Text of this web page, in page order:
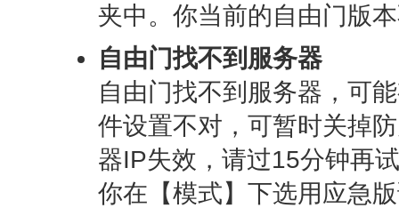
夹中。你当前的自由门版
自由门找不到服务器
自由门找不到服务器，可
件设置不对，可暂时关掉
器IP失效，请过15分钟再
你在【模式】下选用应急